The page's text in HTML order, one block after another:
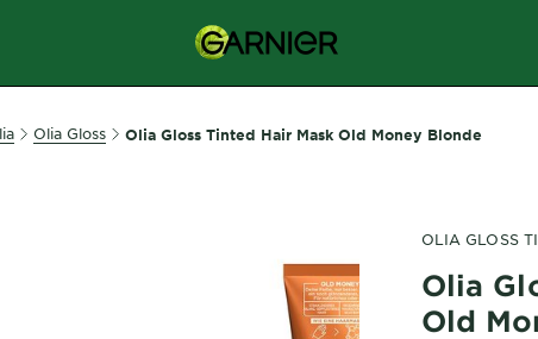
Olia Gloss Olia Gloss Tinted Hair Mask Old Money Blonde
OLIA GLOSS
Olia
Old